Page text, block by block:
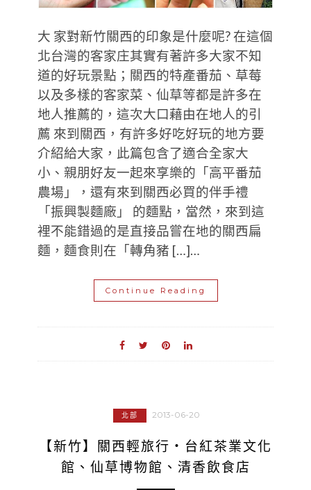
大 家對新竹關西的印象是什麼呢? 在這個
北台灣的客家庄其實有著許多大家不知
道的好玩景點；關西的特產番茄、草莓
以及多樣的客家菜、仙草等都是許多在
地人推薦的，這次大口藉由在地人的引
薦 來到關西，有許多好吃好玩的地方要
介紹給大家，此篇包含了適合全家大
小、親朋好友一起來享樂的「高平番茄
農場」，還有來到關西必買的伴手禮
「振興製麵廠」 的麵點，當然，來到這
裡不能錯過的是直接品嘗在地的關西扁
麵，麵食則在「轉角豬 […]…
Continue Reading
北部 2013-06-20
【新竹】關西輕旅行‧台紅茶業文化
館、仙草博物館、清香飲食店